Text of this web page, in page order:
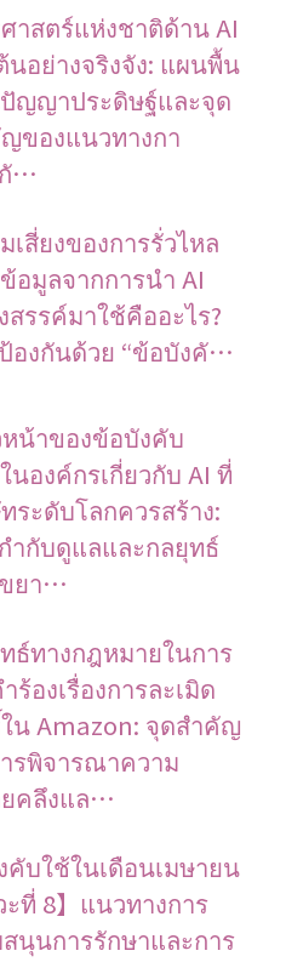
าสตร์แห่งชาติด้าน AI
นอย่างจริงจัง: แผนพื้น
ญญาประดิษฐ์และจุด
ของแนวทางกา
…
เสี่ยงของการรั่วไหล
อมูลจากการนำ AI
สรรค์มาใช้คืออะไร?
องกันด้วย “ข้อบังคั…
น้าของข้อบังคับ
นองค์กรเกี่ยวกับ AI ที่
ระดับโลกควรสร้าง:
ำกับดูแลและกลยุทธ์
ยา…
ธ์ทางกฎหมายในการ
ร้องเรื่องการละเมิด
น Amazon: จุดสำคัญ
รพิจารณาความ
คลึงแล…
งคับใช้ในเดือนเมษายน
ะที่ 8】แนวทางการ
นุนการรักษาและการ